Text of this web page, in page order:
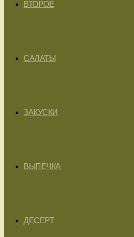
ВТОРОЕ
САЛАТЫ
ЗАКУСКИ
ВЫПЕЧКА
ДЕСЕРТ